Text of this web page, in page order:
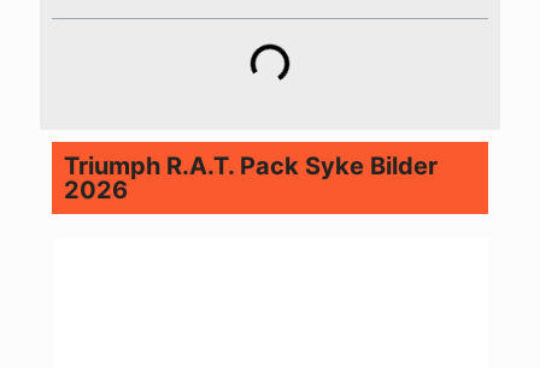
Triumph R.A.T. Pack Syke Bilder
2026